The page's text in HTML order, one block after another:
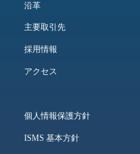
沿革
主要取引先
採用情報
アクセス
個人情報保護方針
ISMS 基本方針